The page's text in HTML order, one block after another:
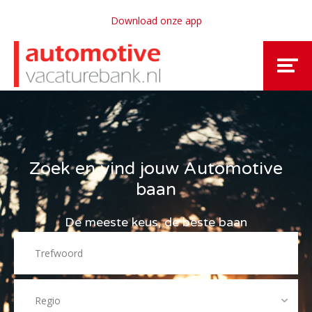
Download onze app
Zoek en vind jouw Automotive
baan
De meeste keus, de beste baan